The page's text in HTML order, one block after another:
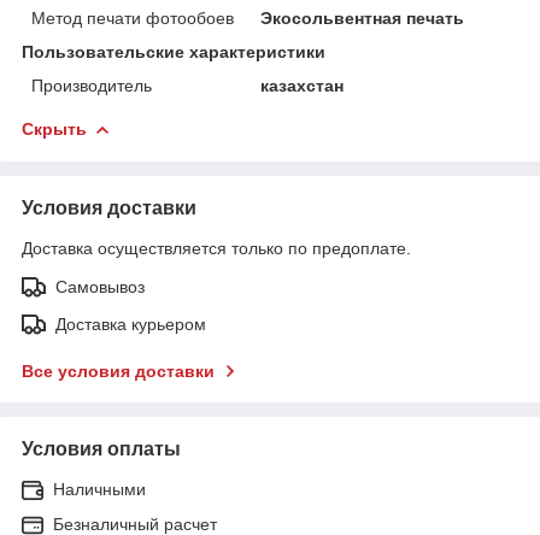
Метод печати фотообоев
Экосольвентная печать
Пользовательские характеристики
Производитель
казахстан
Скрыть
Условия доставки
Доставка осуществляется только по предоплате.
Самовывоз
Доставка курьером
Все условия доставки
Условия оплаты
Наличными
Безналичный расчет